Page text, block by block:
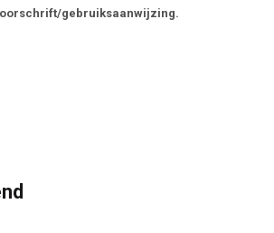
gebruiksaanwijzing.